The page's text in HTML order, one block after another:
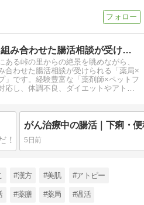
漢方と薬膳を組み合わせた腸活相談が受けられる薬局/ほどよい堂
ある峠の里からの絶景を眺めながら、
合わせた腸活相談が受けられる「薬局×
」です。経験豊富な「薬剤師×ペットフ
応し、体調不良、ダイエットやアトピ
5日前
#漢方 #美肌 #アトピー
#薬膳 #薬局 #温活